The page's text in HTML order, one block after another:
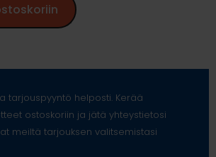
tarjouspyyntö helposti. Kerää
ostoskoriin ja jätä yhteystietosi
meiltä tarjouksen valitsemistasi